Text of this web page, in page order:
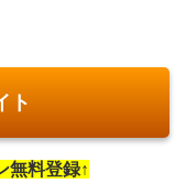
ト
無料登録↑